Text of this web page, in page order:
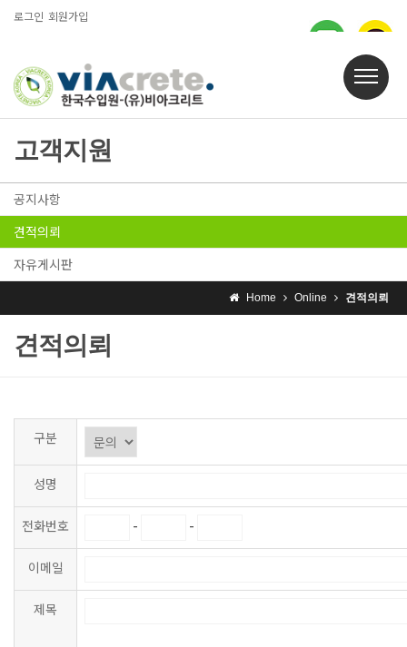
로그인 회원가입
고객지원
공지사항
견적의뢰
자유게시판
Home Online 견적의뢰
견적의뢰
구분
성명
전화번호 - -
이메일
제목